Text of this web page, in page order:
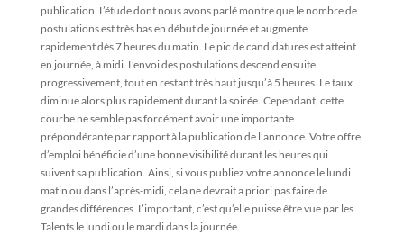
publication. L’étude dont nous avons parlé montre que le nombre de
postulations est très bas en début de journée et augmente
rapidement dès 7 heures du matin. Le pic de candidatures est atteint
en journée, à midi. L’envoi des postulations descend ensuite
progressivement, tout en restant très haut jusqu’à 5 heures. Le taux
diminue alors plus rapidement durant la soirée. Cependant, cette
courbe ne semble pas forcément avoir une importante
prépondérante par rapport à la publication de l’annonce. Votre offre
d’emploi bénéficie d’une bonne visibilité durant les heures qui
suivent sa publication. Ainsi, si vous publiez votre annonce le lundi
matin ou dans l’après-midi, cela ne devrait a priori pas faire de
grandes différences. L’important, c’est qu’elle puisse être vue par les
Talents le lundi ou le mardi dans la journée.